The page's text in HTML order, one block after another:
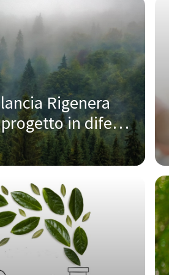
Rigenera
in difesa
italiane